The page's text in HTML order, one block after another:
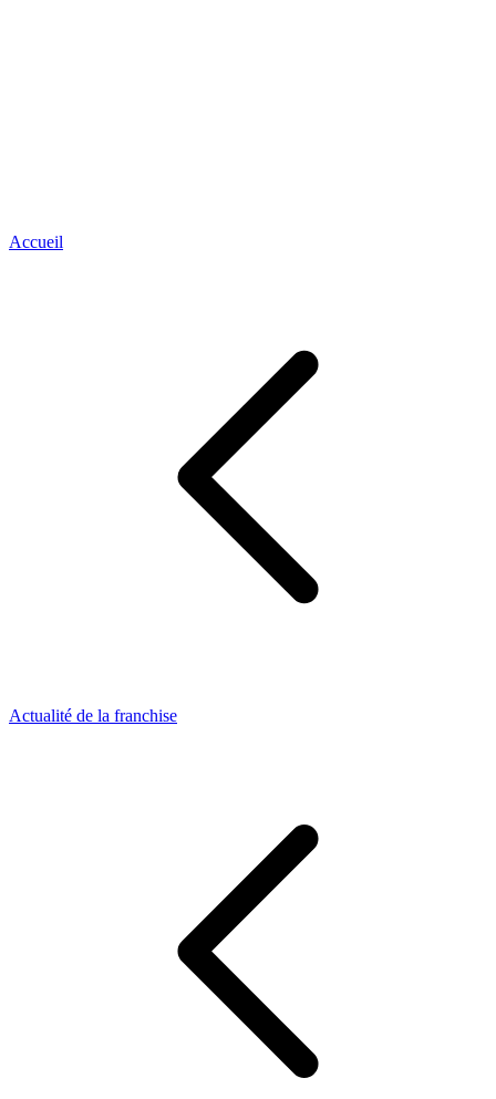
Accueil
Actualité de la franchise